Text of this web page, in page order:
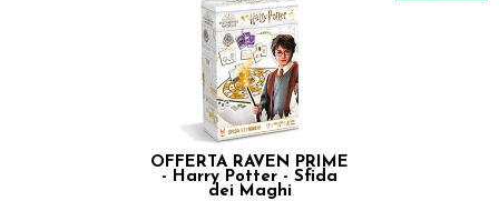
OFFERTA RAVEN PRIME
- Harry Potter - Sfida
dei Maghi